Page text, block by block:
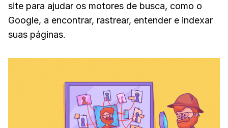
site para ajudar os motores de busca, como o
Google, a encontrar, rastrear, entender e indexar
suas páginas.